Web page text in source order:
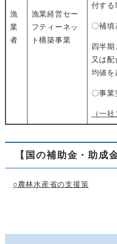
漁
業
者
漁業経営セー
フティーネッ
ト構築事業
付する
〇補填
四半
又は
均値を
〇事
（一
【国の補助金・助成
○農林水産省の支援策